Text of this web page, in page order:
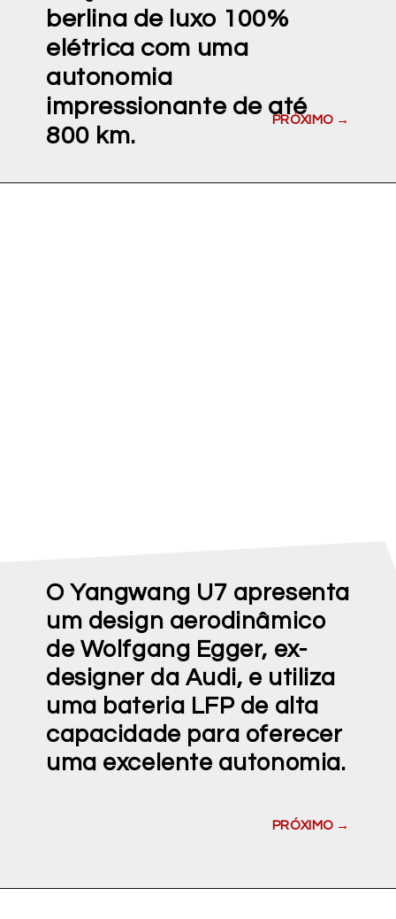
berlina de luxo 100%
elétrica com uma
autonomia
impressionante de até
800 km.
PRÓXIMO →
O Yangwang U7 apresenta
um design aerodinâmico
de Wolfgang Egger, ex-
designer da Audi, e utiliza
uma bateria LFP de alta
capacidade para oferecer
uma excelente autonomia.
PRÓXIMO →